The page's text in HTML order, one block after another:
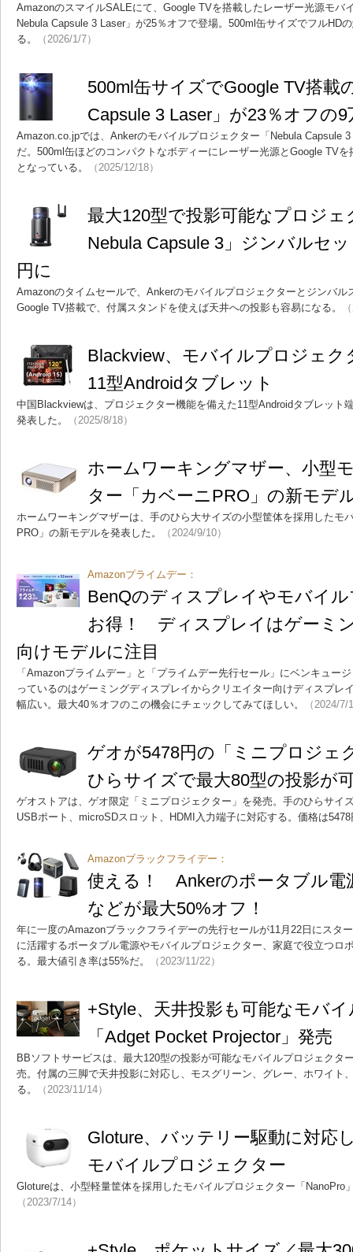
AmazonのスマイルSALEにて、Google TVを搭載したレーザー光源モバ
Nebula Capsule 3 Laser」が25％オフで登場。500ml缶サイズでフルHD
る。
（2026/1/7）
500ml缶サイズでGoogle TV搭載
Capsule 3 Laser」が23％オフの9
Amazon.co.jpでは、Ankerのモバイルプロジェクター「Nebula Capsule
だ。500ml缶ほどのコンパクトなボディーにレーザー光源とGoogle TV
となっている。
（2025/12/18）
最大120型で投影可能なプロジェ
Nebula Capsule 3」ジンバルセ
円に
Amazonのタイムセールで、Ankerのモバイルプロジェクターとジンバル
Google TV搭載で、付属スタンドを使えば天井への投影も容易になる。
Blackview、モバイルプロジェ
11型Androidタブレット
中国Blackviewは、プロジェクター機能を備えた11型Androidタブレット
発表した。
（2025/8/18）
ホームワーキングマザー、小型
ター「カベーニPRO」の新モデ
ホームワーキングマザーは、手のひら大サイズの小型筐体を採用したモ
PRO」の新モデルを発表した。
（2024/9/10）
Amazonプライムデー：
BenQのディスプレイやモバイ
お得！ ディスプレイはゲーミ
向けモデルに注目
「Amazonプライムデー」と「プライムデー先行セール」にベンキュー
っているのはゲーミングディスプレイからクリエイター向けディスプレ
幅広い。最大40％オフのこの機会にチェックしてみてほしい。
（2024/7/
ゲオが5478円の「ミニプロジ
ひらサイズで最大80型の投影が
ゲオストアは、ゲオ限定「ミニプロジェクター」を発売。手のひらサイ
USBポート、microSDスロット、HDMI入力端子に対応する。価格は
Amazonブラックフライデー：
使える！ Ankerのポータブル電
などが最大50%オフ！
年に一度のAmazonブラックフライデーの先行セールが11月22日にスタ
に活躍するポータブル電源やモバイルプロジェクター、家庭で役立つロ
る。最大値引き率は55%だ。
（2023/11/22）
+Style、天井投影も可能なモバ
「Adget Pocket Projector」発売
BBソフトサービスは、最大120型の投影が可能なモバイルプロジェクタ
売。付属の三脚で天井投影に対応し、モスグリーン、グレー、ホワイト
る。
（2023/11/14）
Gloture、バッテリー駆動に対応
モバイルプロジェクター
Glotureは、小型軽量筐体を採用したモバイルプロジェクター「NanoPro
（2023/7/14）